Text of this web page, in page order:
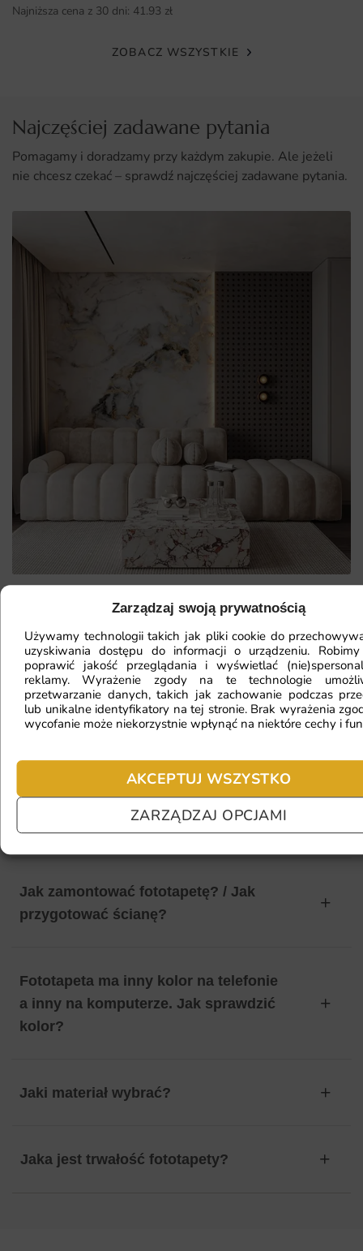
Zarządzaj swoją prywatnością
Używamy technologii takich jak pliki cookie do
uzyskiwania dostępu do informacji o urządzeniu.
poprawić jakość przeglądania i wyświetlać
reklamy. Wyrażenie zgody na te technologie
przetwarzanie danych, takich jak zachowanie podczas
lub unikalne identyfikatory na tej stronie. Brak wyrażenia
wycofanie może niekorzystnie wpłynąć na niektóre cechy i
AKCEPTUJ WSZYSTKO
ZARZĄDZAJ OPCJAMI
Najniższa cena z 30 dni: 41.93 zł
ZOBACZ WSZYSTKIE
Najczęściej zadawane pytania
Pomagamy i doradzamy przy każdym zakupie. Ale jeżeli
nie chcesz czekać – sprawdź najczęściej zadawane pytania.
czy da się na niej położyć
fototapetę?
zamówienia?
Czy mogę zwrócić fototapetę?
Jak zamontować fototapetę? / Jak
przygotować ścianę?
Fototapeta ma inny kolor na telefonie
a inny na komputerze. Jak sprawdzić
kolor?
Jaki materiał wybrać?
Jaka jest trwałość fototapety?